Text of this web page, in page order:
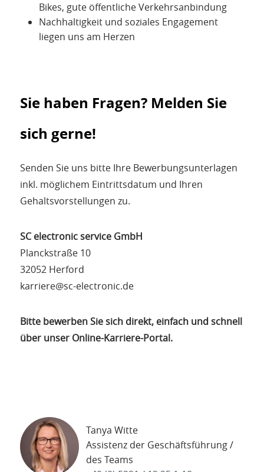
Bikes, gute öffentliche Verkehrsanbindung
Nachhaltigkeit und soziales Engagement
liegen uns am Herzen
Sie haben Fragen? Melden Sie
sich gerne!
Senden Sie uns bitte Ihre Bewerbungsunterlagen
inkl. möglichem Eintrittsdatum und Ihren
Gehaltsvorstellungen zu.
SC electronic service GmbH
Planckstraße 10
32052 Herford
karriere@sc-electronic.de
Bitte bewerben Sie sich direkt, einfach und schnell
über unser Online-Karriere-Portal.
Tanya Witte
Assistenz der Geschäftsführung /
des Teams